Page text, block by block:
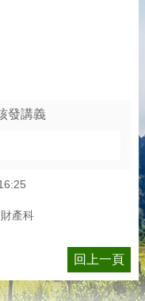
發講義
產科
回上一頁